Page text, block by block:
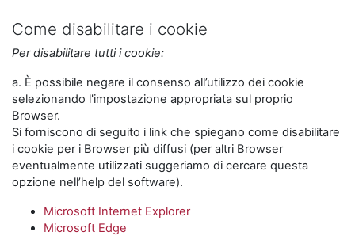
Come disabilitare i cookie
Per disabilitare tutti i cookie:
a. È possibile negare il consenso all’utilizzo dei cookie
selezionando l'impostazione appropriata sul proprio
Browser.
Si forniscono di seguito i link che spiegano come disabilitare
i cookie per i Browser più diffusi (per altri Browser
eventualmente utilizzati suggeriamo di cercare questa
opzione nell’help del software).
Microsoft Internet Explorer
Microsoft Edge